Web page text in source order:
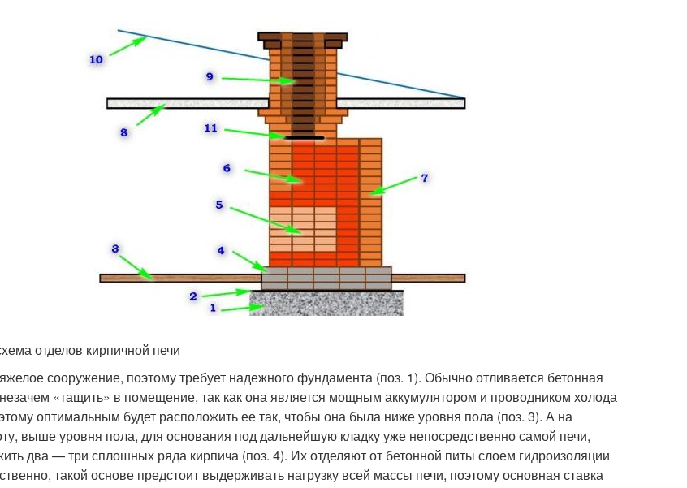
отделов кирпичной печи
сооружение, поэтому требует надежного фундамента (поз. 1). Обычно отливается бетонная
«тащить» в помещение, так как она является мощным аккумулятором и проводником холода
оптимальным будет расположить ее так, чтобы она была ниже уровня пола (поз. 3). А на
выше уровня пола, для основания под дальнейшую кладку уже непосредственно самой печи,
два — три сплошных ряда кирпича (поз. 4). Их отделяют от бетонной питы слоем гидроизоляции
такой основе предстоит выдерживать нагрузку всей массы печи, поэтому основная ставка